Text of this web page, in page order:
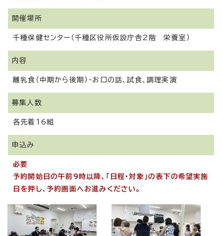
開催場所
千種保健センター（千種区役所仮設庁舎2階 栄養室）
内容
離乳食（中期から後期）・お口の話、試食、調理実演
募集人数
各先着16組
申込み
必要
予約開始日の午前9時以降、「日程・対象」の表下の希望実施
日を押し、予約画面へお進みください。